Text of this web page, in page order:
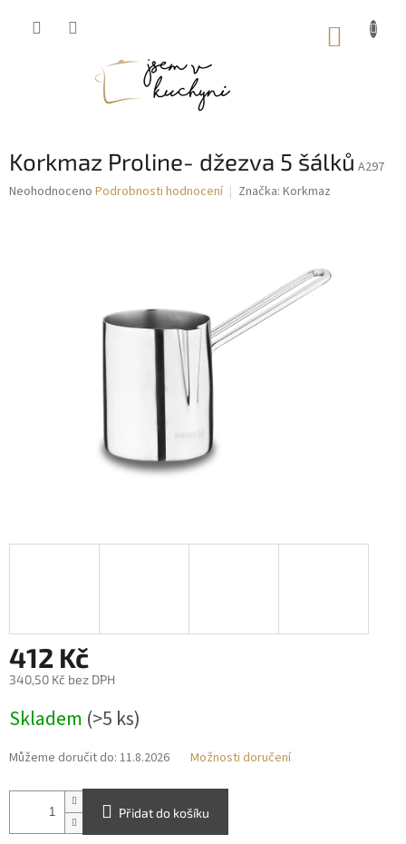
Korkmaz Proline- džezva 5 šálků A297
Průměrné
Neohodnoceno Podrobnosti hodnocení Značka: Korkmaz
412 Kč
340,50 Kč bez DPH
cena:
Skladem (>5 ks)
Můžeme doručit do: 11.8.2026 Možnosti doručení
Přidat do košíku